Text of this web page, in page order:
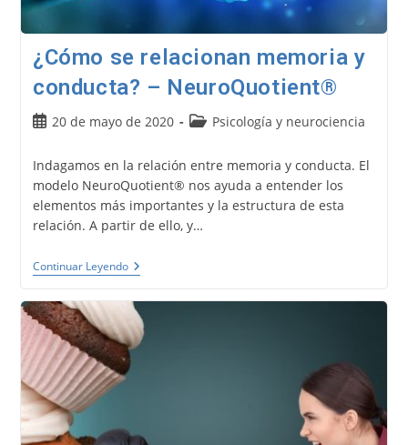
¿Cómo se relacionan memoria y
conducta? – NeuroQuotient®
Publicación
la
entrada:
20 de mayo de 2020
Categoría
la
Psicología y neurociencia
Indagamos en la relación entre memoria y conducta. El
modelo NeuroQuotient® nos ayuda a entender los
elementos más importantes y la estructura de esta
relación. A partir de ello, y…
Continuar Leyendo¿Cómo
Se
Memoria
Y
Conducta?
–
NeuroQuotient®